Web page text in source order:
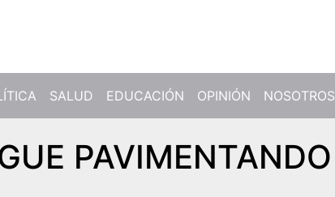
SALUD EDUCACIÓN OPINIÓN
NOSOTROS
PAVIMENTANDO